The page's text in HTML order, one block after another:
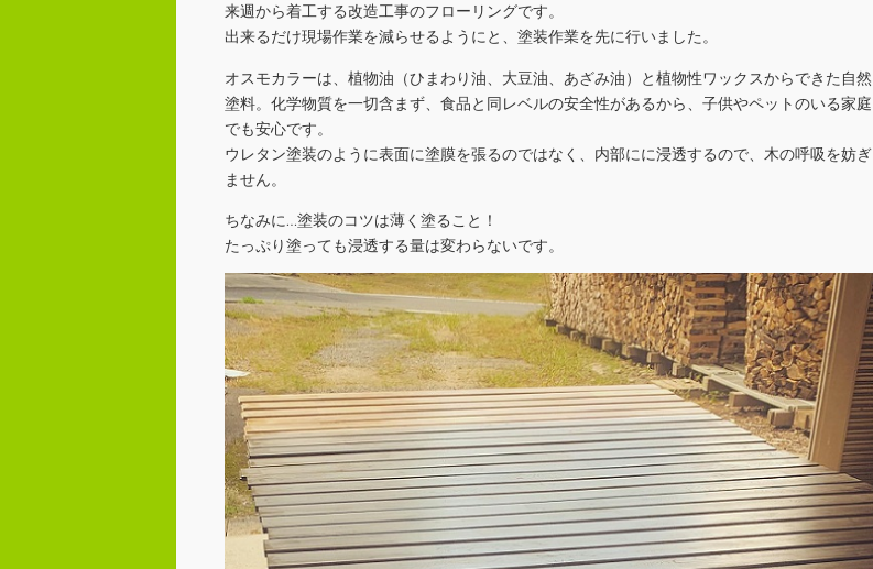
来週から着工する改造工事のフローリングです。
出来るだけ現場作業を減らせるようにと、塗装作業を先に行いました。
オスモカラーは、植物油（ひまわり油、大豆油、あざみ油）と植物性ワックスからできた自然
塗料。化学物質を一切含まず、食品と同レベルの安全性があるから、子供やペットのいる家庭
でも安心です。
ウレタン塗装のように表面に塗膜を張るのではなく、内部にに浸透するので、木の呼吸を妨ぎ
ません。
ちなみに…塗装のコツは薄く塗ること！
たっぷり塗っても浸透する量は変わらないです。